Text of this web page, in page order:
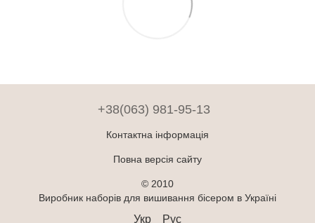
+38(063) 981-95-13
Контактна інформація
Повна версія сайту
© 2010
Виробник наборів для вишивання бісером в Україні
Укр Рус